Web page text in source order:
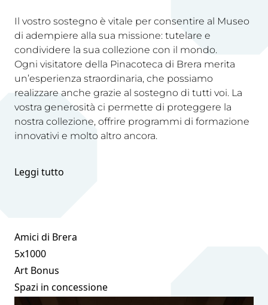
Il vostro sostegno è vitale per consentire al Museo
di adempiere alla sua missione: tutelare e
condividere la sua collezione con il mondo.
Ogni visitatore della Pinacoteca di Brera merita
un’esperienza straordinaria, che possiamo
realizzare anche grazie al sostegno di tutti voi. La
vostra generosità ci permette di proteggere la
nostra collezione, offrire programmi di formazione
innovativi e molto altro ancora.
Leggi tutto
Amici di Brera
5x1000
Art Bonus
Spazi in concessione